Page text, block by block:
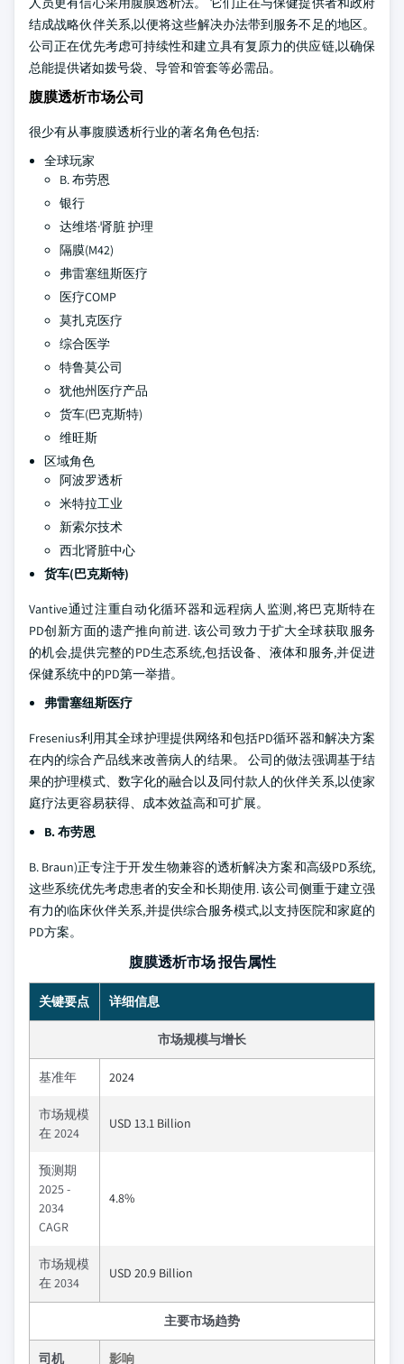
结成战略伙伴关系,以便将这些解决办法带到服务不足的地区。
公司正在优先考虑可持续性和建立具有复原力的供应链,以确保
总能提供诸如拨号袋、导管和管套等必需品。
腹膜透析市场公司
很少有从事腹膜透析行业的著名角色包括:
全球玩家
B. 布劳恩
银行
达维塔·肾脏 护理
隔膜(M42)
弗雷塞纽斯医疗
医疗COMP
莫扎克医疗
综合医学
特鲁莫公司
犹他州医疗产品
货车(巴克斯特)
维旺斯
区域角色
阿波罗透析
米特拉工业
新索尔技术
西北肾脏中心
货车(巴克斯特)
Vantive通过注重自动化循环器和远程病人监测,将巴克斯特在
PD创新方面的遗产推向前进. 该公司致力于扩大全球获取服务
的机会,提供完整的PD生态系统,包括设备、液体和服务,并促进
保健系统中的PD第一举措。
弗雷塞纽斯医疗
Fresenius利用其全球护理提供网络和包括PD循环器和解决方案
在内的综合产品线来改善病人的结果。 公司的做法强调基于结
果的护理模式、数字化的融合以及同付款人的伙伴关系,以使家
庭疗法更容易获得、成本效益高和可扩展。
B. 布劳恩
B. Braun)正专注于开发生物兼容的透析解决方案和高级PD系统,
这些系统优先考虑患者的安全和长期使用. 该公司侧重于建立强
有力的临床伙伴关系,并提供综合服务模式,以支持医院和家庭的
PD方案。
腹膜透析市场 报告属性
关键要点 详细信息
市场规模与增长
基准年 2024
市场规模
在 2024
USD 13.1 Billion
预测期
2025 -
2034
CAGR
4.8%
市场规模
在 2034
USD 20.9 Billion
主要市场趋势
司机 影响